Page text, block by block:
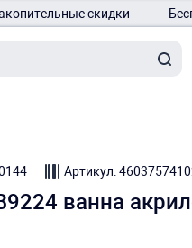
скидки
Артикул:
ванна